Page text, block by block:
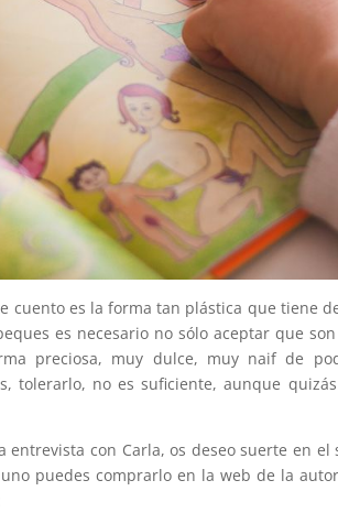
cuento es la forma tan plástica que tiene
es necesario no sólo aceptar que
preciosa, muy dulce, muy naif de
tolerarlo, no es suficiente, aunque
entrevista con Carla, os deseo suerte en
puedes comprarlo en la web de la